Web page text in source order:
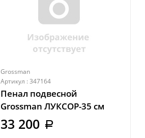
Grossman
Артикул : 347164
Пенал подвесной
Grossman ЛУКСОР-35 см
универсальный, белый
матовый (303550)
33 200 a